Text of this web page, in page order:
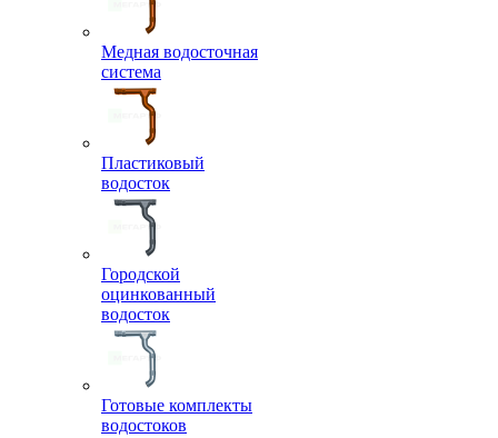
Медная водосточная
система
Пластиковый
водосток
Городской
оцинкованный
водосток
Готовые комплекты
водостоков